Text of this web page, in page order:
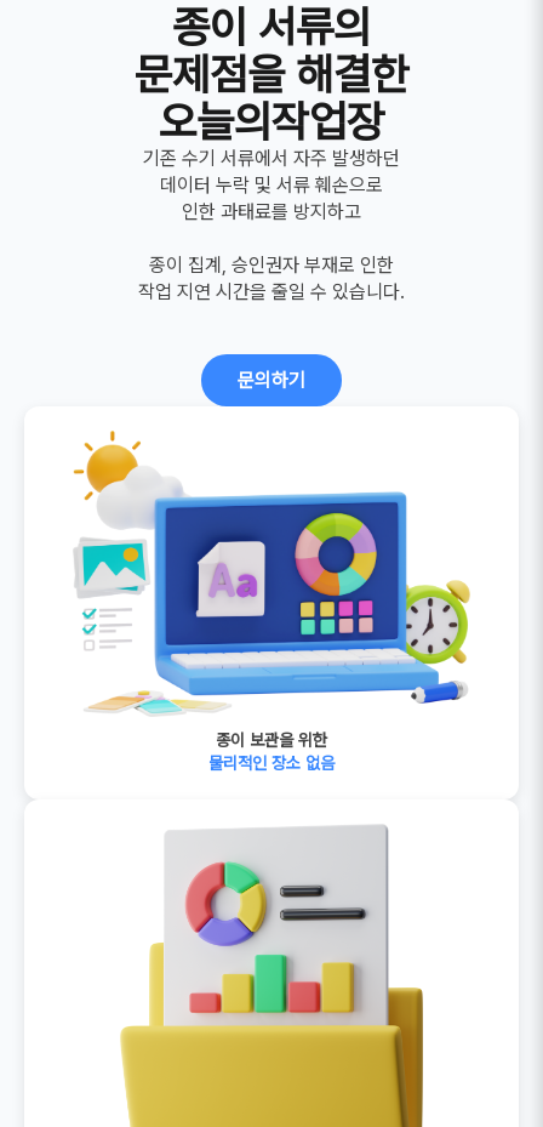
종이 보관을 위한
물리적인 장소 없음
종이 서류의
문제점을 해결한
오늘의작업장
기존 수기 서류에서 자주 발생하던
데이터 누락 및 서류 훼손으로
인한 과태료를 방지하고
종이 집계, 승인권자 부재로 인한
작업 지연 시간을 줄일 수 있습니다.
문의하기